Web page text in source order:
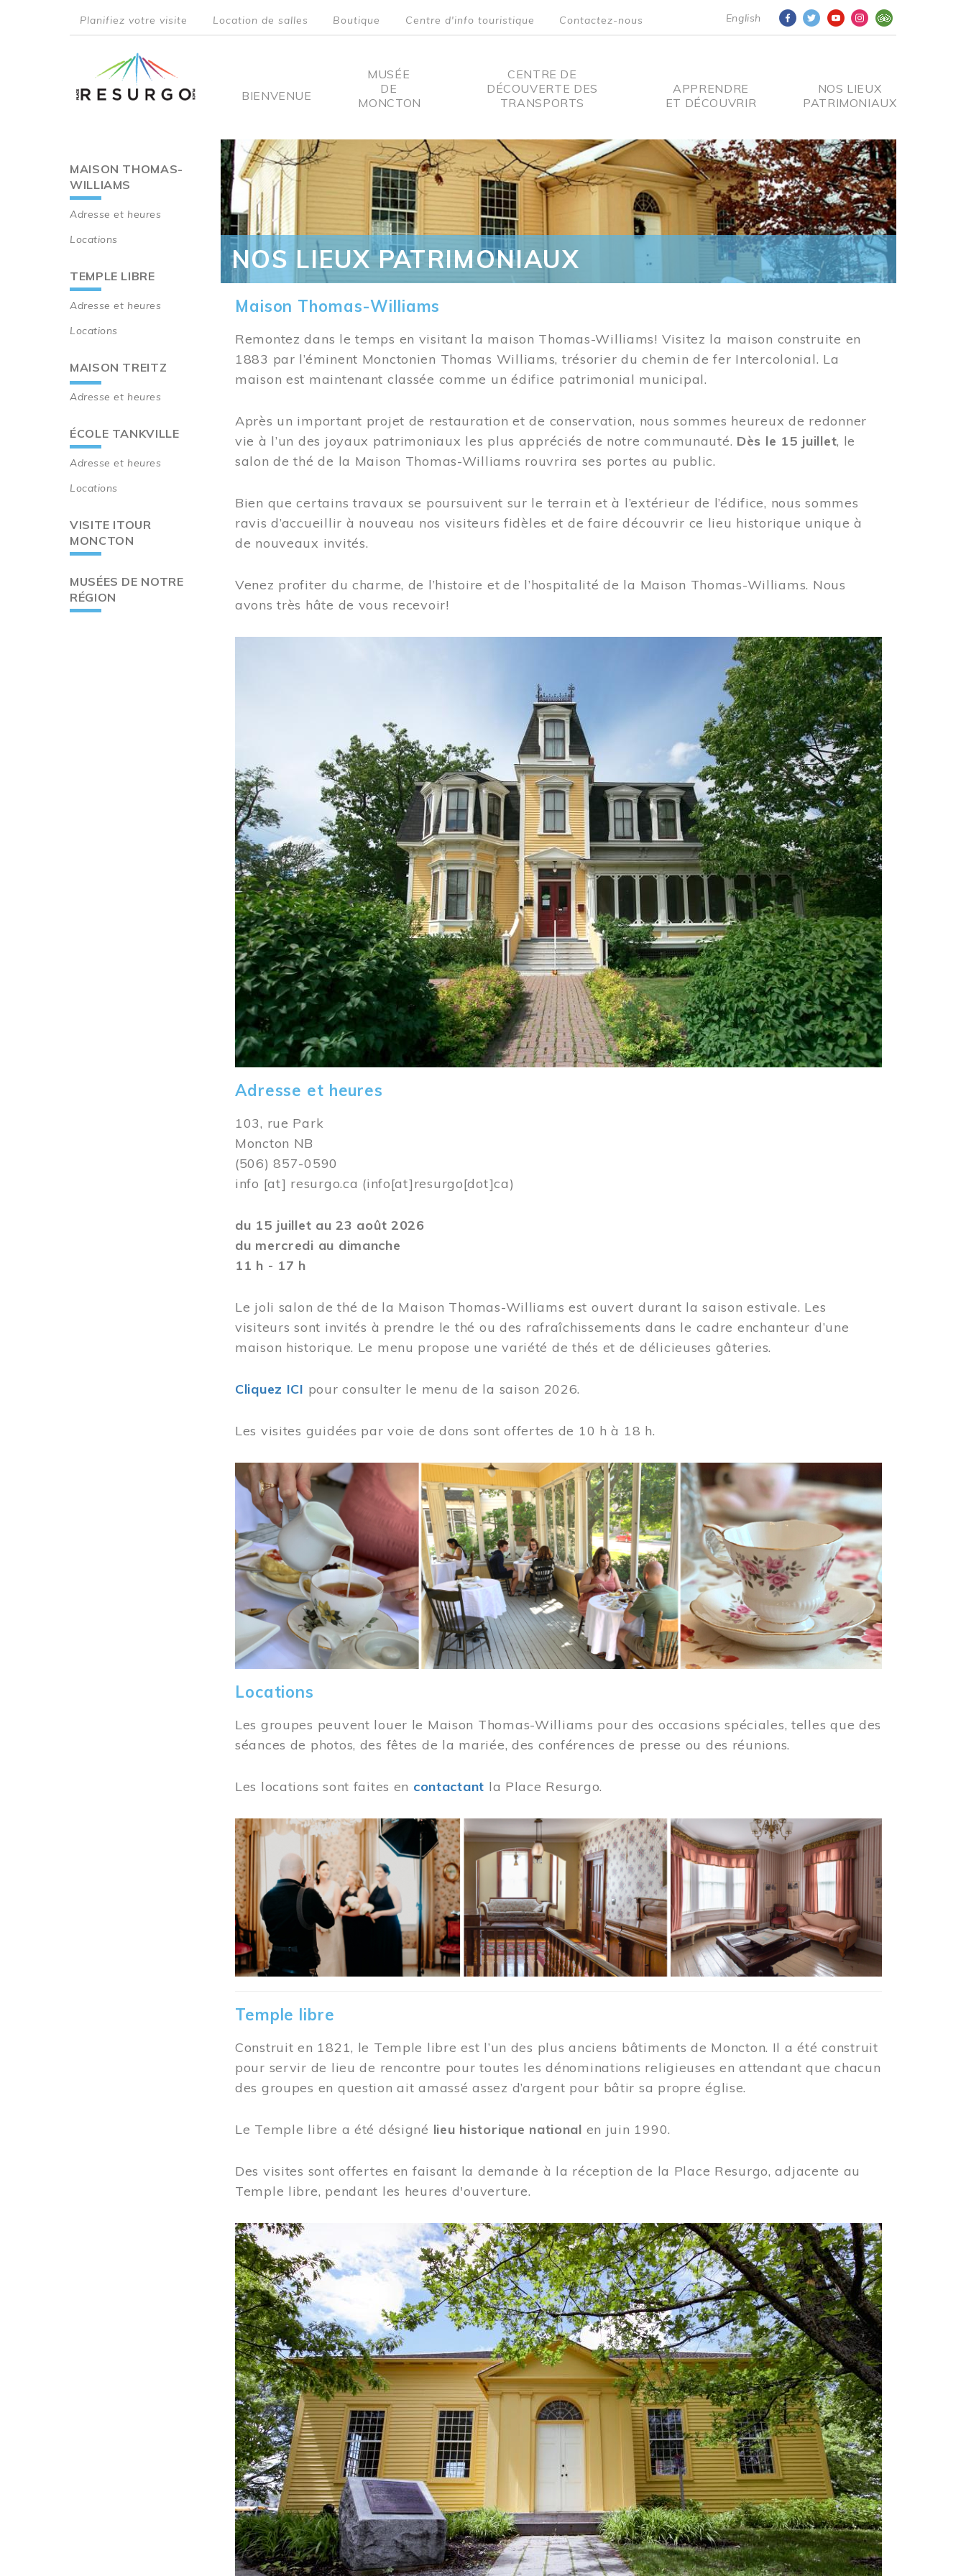
English
menu
Planifiez votre visite Location de salles Boutique Centre d'info touristique Contactez-nous
Main
BIENVENUE
MUSÉE
DE
MONCTON
CENTRE DE
DÉCOUVERTE DES
TRANSPORTS
APPRENDRE
ET DÉCOUVRIR
NOS LIEUX
PATRIMONIAUX
Main
navigation
MAISON THOMAS-
WILLIAMS
Adresse et heures
Locations
TEMPLE LIBRE
Adresse et heures
Locations
MAISON TREITZ
Adresse et heures
ÉCOLE TANKVILLE
Adresse et heures
Locations
VISITE ITOUR
MONCTON
MUSÉES DE NOTRE
RÉGION
NOS LIEUX PATRIMONIAUX
Maison Thomas-Williams
Remontez dans le temps en visitant la maison Thomas-Williams! Visitez la maison construite en
1883 par l’éminent Monctonien Thomas Williams, trésorier du chemin de fer Intercolonial. La
maison est maintenant classée comme un édifice patrimonial municipal.
Après un important projet de restauration et de conservation, nous sommes heureux de redonner
vie à l’un des joyaux patrimoniaux les plus appréciés de notre communauté. Dès le 15 juillet, le
salon de thé de la Maison Thomas-Williams rouvrira ses portes au public.
Bien que certains travaux se poursuivent sur le terrain et à l’extérieur de l’édifice, nous sommes
ravis d’accueillir à nouveau nos visiteurs fidèles et de faire découvrir ce lieu historique unique à
de nouveaux invités.
Venez profiter du charme, de l’histoire et de l’hospitalité de la Maison Thomas-Williams. Nous
avons très hâte de vous recevoir!
Adresse et heures
103, rue Park
Moncton NB
(506) 857-0590
info [at] resurgo.ca (info[at]resurgo[dot]ca)
du 15 juillet au 23 août 2026
du mercredi au dimanche
11 h - 17 h
Le joli salon de thé de la Maison Thomas-Williams est ouvert durant la saison estivale. Les
visiteurs sont invités à prendre le thé ou des rafraîchissements dans le cadre enchanteur d’une
maison historique. Le menu propose une variété de thés et de délicieuses gâteries.
Cliquez ICI pour consulter le menu de la saison 2026.
Les visites guidées par voie de dons sont offertes de 10 h à 18 h.
Image
Locations
Les groupes peuvent louer le Maison Thomas-Williams pour des occasions spéciales, telles que des
séances de photos, des fêtes de la mariée, des conférences de presse ou des réunions.
Les locations sont faites en contactant la Place Resurgo.
Image
Temple libre
Construit en 1821, le Temple libre est l’un des plus anciens bâtiments de Moncton. Il a été construit
pour servir de lieu de rencontre pour toutes les dénominations religieuses en attendant que chacun
des groupes en question ait amassé assez d’argent pour bâtir sa propre église.
Le Temple libre a été désigné lieu historique national en juin 1990.
Des visites sont offertes en faisant la demande à la réception de la Place Resurgo, adjacente au
Temple libre, pendant les heures d'ouverture.
Image